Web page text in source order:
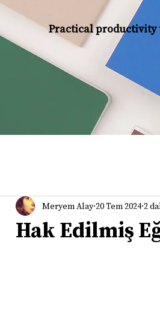
Practical productivity
Hak Edilmiş
Meryem Alay 20 Tem 2024 2